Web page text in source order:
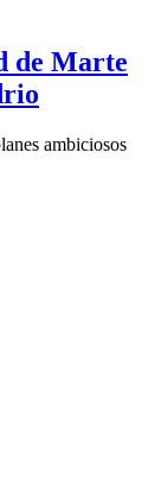
de Marte
ambiciosos